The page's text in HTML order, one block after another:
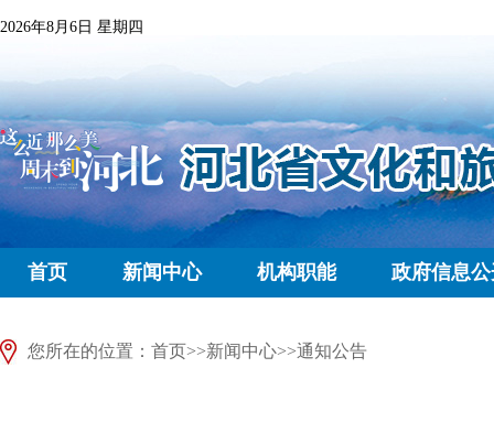
2026年8月6日 星期四
首页 新闻中心 机构职能 政府信息
您所在的位置： 首页>>新闻中心>>通知公告